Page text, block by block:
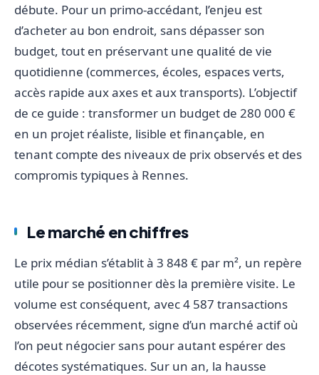
débute. Pour un primo-accédant, l’enjeu est
d’acheter au bon endroit, sans dépasser son
budget, tout en préservant une qualité de vie
quotidienne (commerces, écoles, espaces verts,
accès rapide aux axes et aux transports). L’objectif
de ce guide : transformer un budget de 280 000 €
en un projet réaliste, lisible et finançable, en
tenant compte des niveaux de prix observés et des
compromis typiques à Rennes.
Le marché en chiffres
Le prix médian s’établit à 3 848 € par m², un repère
utile pour se positionner dès la première visite. Le
volume est conséquent, avec 4 587 transactions
observées récemment, signe d’un marché actif où
l’on peut négocier sans pour autant espérer des
décotes systématiques. Sur un an, la hausse